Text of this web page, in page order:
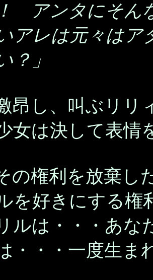
！ アンタにそん
アレは元々は
？」
昂し、叫ぶリリ
女は決して表情
の権利を放棄
を好きにする権
ルは・・・あな
・・・一度生ま